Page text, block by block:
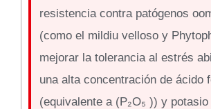
resistencia contra patógenos
(como el mildiu velloso y
mejorar la tolerancia al estrés
una alta concentración de ácido
(equivalente a (P₂O₅ )) y potasio